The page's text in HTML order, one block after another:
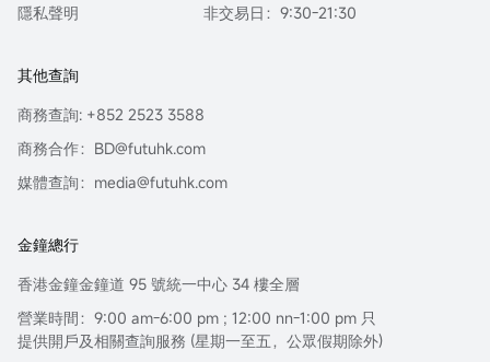
隱私聲明
非交易日：9:30-21:30
其他查詢
商務查詢: +852 2523 3588
商務合作：BD@futuhk.com
媒體查詢：media@futuhk.com
金鐘總行
香港金鐘金鐘道 95 號統一中心 34 樓全層
營業時間：9:00 am-6:00 pm ; 12:00 nn-1:00 pm 只
提供開戶及相關查詢服務 (星期一至五，公眾假期除外)